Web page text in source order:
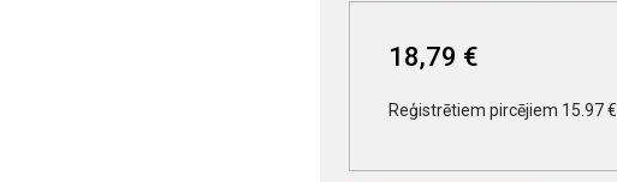
18,79 €
Reģistrētiem pircējiem 15.97 €